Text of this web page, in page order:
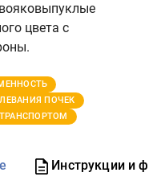
цвета с
ПОЧЕК
Инструкции и